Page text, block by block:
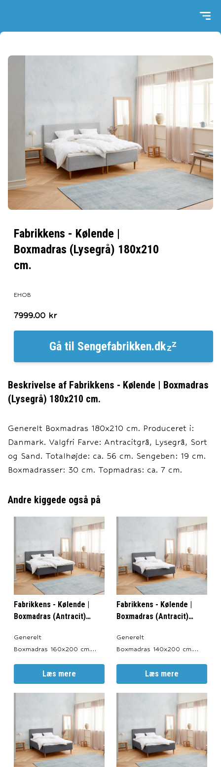
Fabrikkens - Kølende |
Boxmadras (Lysegrå) 180x210
cm.
EHOB
7999.00 kr
Gå til Sengefabrikken.dk
Beskrivelse af Fabrikkens - Kølende | Boxmadras
(Lysegrå) 180x210 cm.
Generelt Boxmadras 180x210 cm. Produceret i:
Danmark. Valgfri Farve: Antracitgrå, Lysegrå, Sort
og Sand. Totalhøjde: ca. 56 cm. Sengeben: 19 cm.
Boxmadrasser: 30 cm. Topmadras: ca. 7 cm.
Andre kiggede også på
Fabrikkens - Kølende |
Boxmadras (Antracit)
Generelt
Boxmadras 160x200 cm.
Valgfri Farve: Antracitgrå,
Lysegrå, Sort og Sand.
Boxmadrasser: 30 cm.
Topmadras: ca. 7 cm.
Garanti 15 års
fabriksgaranti imod ramme-
Læs mere
Fabrikkens - Kølende |
Boxmadras (Antracit)
Generelt
Boxmadras 140x200 cm.
Valgfri Farve: Antracitgrå,
Lysegrå, Sort og Sand.
Boxmadras: 30 cm.
Topmadras: ca. 7 cm.
Garanti 15 års
fabriksgaranti imod ramme-
Læs mere